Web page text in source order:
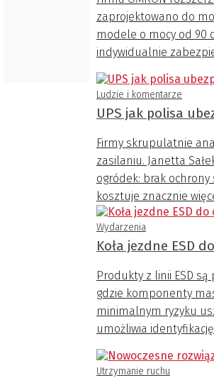
zaprojektowano do
modele o mocy od 90
indywidualnie
Ludzie i komentarze
UPS jak polisa
Firmy skrupulatnie
zasilaniu. Janetta
ogródek: brak
kosztuje znacznie
się coś, czego ludzkie
podczas MM STUDIO
Wydarzenia
Koła jezdne ESD
Produkty z linii ESD
gdzie komponenty
minimalnym ryzyku
umożliwia identyfikację
Utrzymanie ruchu